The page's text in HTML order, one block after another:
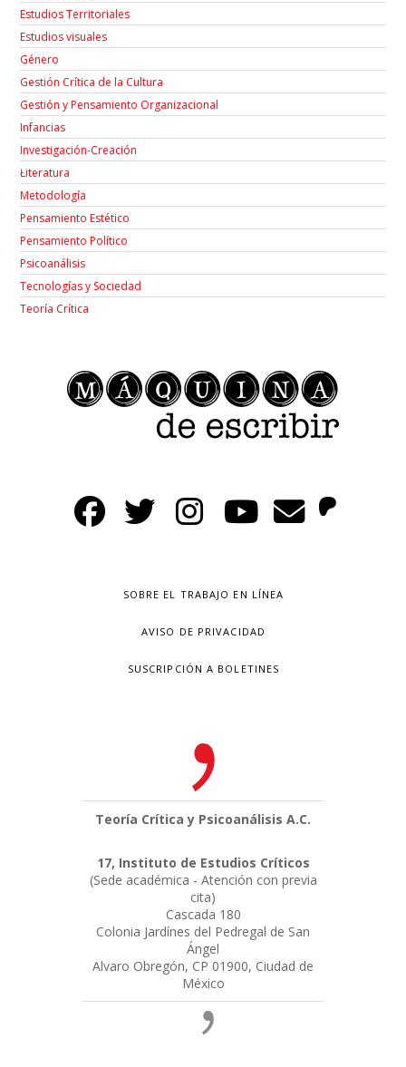
Estudios Territoriales
Estudios visuales
Género
Gestión Crítica de la Cultura
Gestión y Pensamiento Organizacional
Infancias
Investigación-Creación
Łiteratura
Metodología
Pensamiento Estético
Pensamiento Político
Psicoanálisis
Tecnologías y Sociedad
Teoría Crítica
SOBRE EL TRABAJO EN LÍNEA
AVISO DE PRIVACIDAD
SUSCRIPCIÓN A BOLETINES
Teoría Crítica y Psicoanálisis A.C.
17, Instituto de Estudios Críticos
(Sede académica - Atención con previa
cita)
Cascada 180
Colonia Jardínes del Pedregal de San
Ángel
Alvaro Obregón, CP 01900, Ciudad de
México